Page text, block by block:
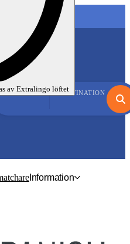
av Extralingo löftet
SPRÅK DESTINATION
Information